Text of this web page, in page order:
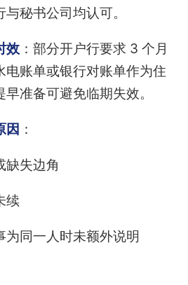
秘书公司均认可。
效：部分开户行要求 3 个月
电账单或银行对账单作为住
准备可避免临期失效。
因 ：
缺失边角
续
为同一人时未额外说明